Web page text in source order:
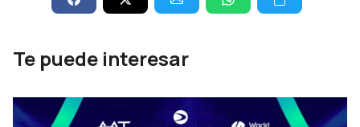
Te puede interesar